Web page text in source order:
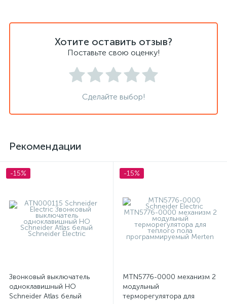
Хотите оставить отзыв?
Поставьте свою оценку!
Сделайте выбор!
Рекомендации
-15%
Звонковый выключатель
одноклавишный НО
Schneider Atlas белый
-15%
MTN5776-0000 механизм 2
модульный
терморегулятора для